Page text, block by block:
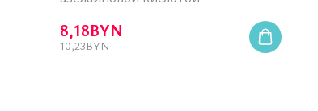
8,18BYN
10,23BYN